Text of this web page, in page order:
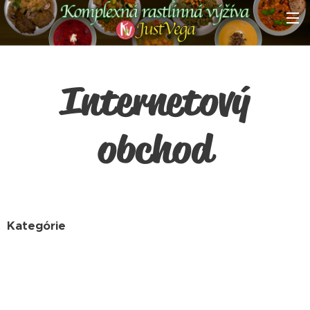
Internetový
obchod
Kategórie